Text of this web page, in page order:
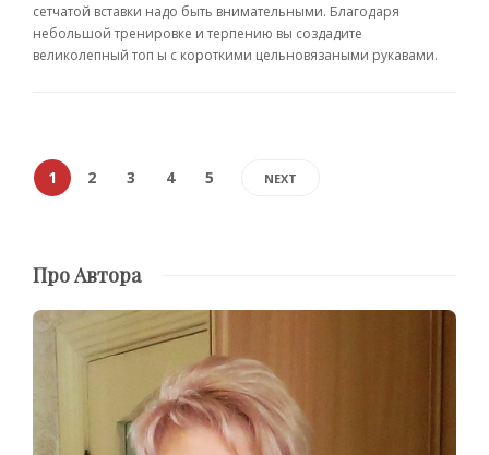
сетчатой вставки надо быть внимательными. Благодаря
небольшой тренировке и терпению вы создадите
великолепный топ ы с короткими цельновязаными рукавами.
1 2 3 4 5 NEXT
Про Автора